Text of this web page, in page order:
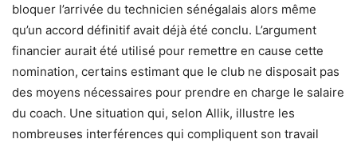
bloquer l’arrivée du technicien sénégalais alors même
qu’un accord définitif avait déjà été conclu. L’argument
financier aurait été utilisé pour remettre en cause cette
nomination, certains estimant que le club ne disposait pas
des moyens nécessaires pour prendre en charge le salaire
du coach. Une situation qui, selon Allik, illustre les
nombreuses interférences qui compliquent son travail